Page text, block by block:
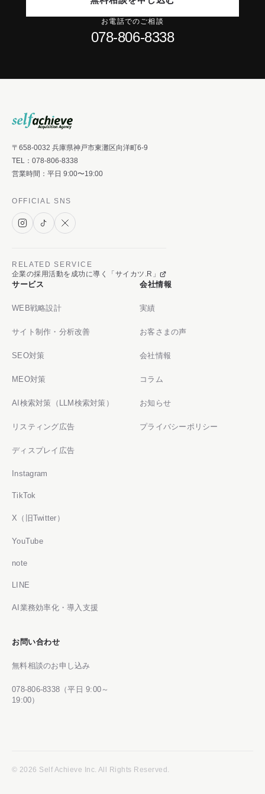
お電話でのご相談
078-806-8338
〒658-0032 兵庫県神戸市東灘区向洋町6-9
TEL： 078-806-8338
営業時間：平日 9:00〜19:00
OFFICIAL SNS
RELATED SERVICE
企業の採用活動を成功に導く「サイカツ.R」
サービス
WEB戦略設計
サイト制作・分析改善
SEO対策
MEO対策
AI検索対策（LLM検索対策）
リスティング広告
ディスプレイ広告
Instagram
TikTok
X（旧Twitter）
YouTube
note
LINE
AI業務効率化・導入支援
会社情報
実績
お客さまの声
会社情報
コラム
お知らせ
プライバシーポリシー
お問い合わせ
無料相談のお申し込み
078-806-8338（平日 9:00～
19:00）
© 2026 Self Achieve Inc. All Rights Reserved.